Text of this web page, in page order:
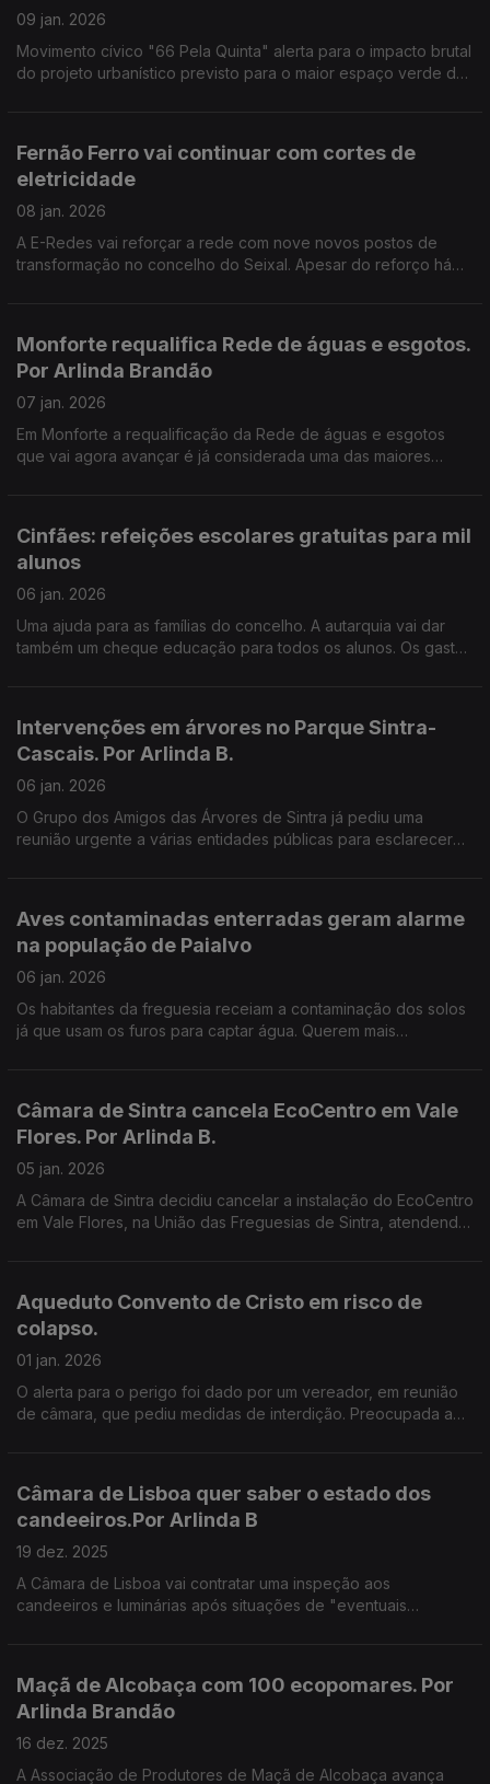
09 jan. 2026
Movimento cívico "66 Pela Quinta" alerta para o impacto brutal
do projeto urbanístico previsto para o maior espaço verde da
Fernão Ferro vai continuar com cortes de
eletricidade
08 jan. 2026
A E-Redes vai reforçar a rede com nove novos postos de
transformação no concelho do Seixal. Apesar do reforço há
Monforte requalifica Rede de águas e esgotos.
Por Arlinda Brandão
07 jan. 2026
Em Monforte a requalificação da Rede de águas e esgotos
que vai agora avançar é já considerada uma das maiores
Cinfães: refeições escolares gratuitas para mil
alunos
06 jan. 2026
Uma ajuda para as famílias do concelho. A autarquia vai dar
também um cheque educação para todos os alunos. Os gastos
Intervenções em árvores no Parque Sintra-
Cascais. Por Arlinda B.
06 jan. 2026
O Grupo dos Amigos das Árvores de Sintra já pediu uma
reunião urgente a várias entidades públicas para esclarecer
Aves contaminadas enterradas geram alarme
na população de Paialvo
06 jan. 2026
Os habitantes da freguesia receiam a contaminação dos solos
já que usam os furos para captar água. Querem mais
Câmara de Sintra cancela EcoCentro em Vale
Flores. Por Arlinda B.
05 jan. 2026
A Câmara de Sintra decidiu cancelar a instalação do EcoCentro
em Vale Flores, na União das Freguesias de Sintra, atendendo
Aqueduto Convento de Cristo em risco de
colapso.
01 jan. 2026
O alerta para o perigo foi dado por um vereador, em reunião
de câmara, que pediu medidas de interdição. Preocupada a
Câmara de Lisboa quer saber o estado dos
candeeiros.Por Arlinda B
19 dez. 2025
A Câmara de Lisboa vai contratar uma inspeção aos
candeeiros e luminárias após situações de "eventuais
Maçã de Alcobaça com 100 ecopomares. Por
Arlinda Brandão
16 dez. 2025
A Associação de Produtores de Maçã de Alcobaça avança